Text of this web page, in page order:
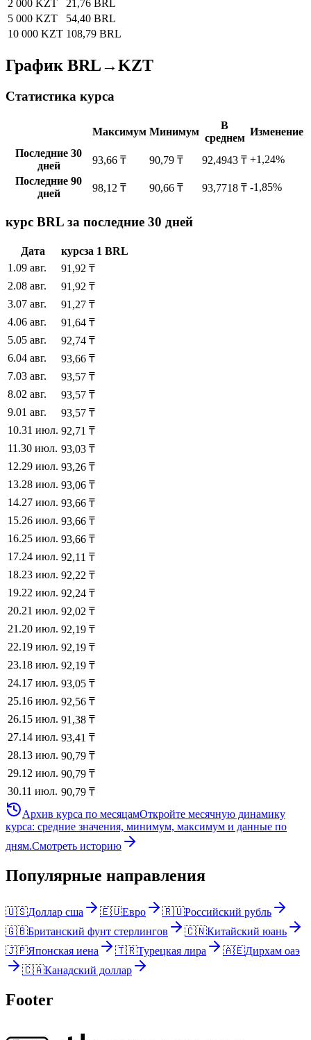
2 000 KZT
21,76 BRL
5 000 KZT
54,40 BRL
10 000 KZT 108,79 BRL
График BRL→KZT
Статистика курса
Максимум Минимум
В
среднем
Изменение
Последние 30
дней
93,66 ₸ 90,79 ₸ 92,4943 ₸ +1,24%
Последние 90
дней
98,12 ₸ 90,66 ₸ 93,7718 ₸ -1,85%
курс BRL за последние 30 дней
Дата курсза 1 BRL
1 .09 авг. 91,92 ₸
2.08 авг. 91,92 ₸
3.07 авг. 91,27 ₸
4.06 авг. 91,64 ₸
5.05 авг. 92,74 ₸
6.04 авг. 93,66 ₸
7.03 авг. 93,57 ₸
8.02 авг. 93,57 ₸
9.01 авг. 93,57 ₸
10.31 июл. 92,71 ₸
11 .30 июл. 93,03 ₸
12.29 июл. 93,26 ₸
13.28 июл. 93,06 ₸
14.27 июл. 93,66 ₸
15.26 июл. 93,66 ₸
16.25 июл. 93,66 ₸
17.24 июл. 92,11 ₸
18.23 июл. 92,22 ₸
19.22 июл. 92,24 ₸
20.21 июл. 92,02 ₸
21 .20 июл. 92,19 ₸
22.19 июл. 92,19 ₸
23.18 июл. 92,19 ₸
24.17 июл. 93,05 ₸
25.16 июл. 92,56 ₸
26.15 июл. 91,38 ₸
27.14 июл. 93,41 ₸
28.13 июл. 90,79 ₸
29.12 июл. 90,79 ₸
30.11 июл. 90,79 ₸
Архив курса по месяцамОткройте месячную динамику
курса: средние значения, минимум, максимум и данные по
дням.Смотреть историю
Популярные направления
🇺🇸Доллар сша 🇪🇺Евро 🇷🇺Российский рубль
🇬🇧Британский фунт стерлингов 🇨🇳Китайский юань
🇯🇵Японская иена 🇹🇷Турецкая лира 🇦🇪Дирхам оаэ
🇨🇦Канадский доллар
Footer